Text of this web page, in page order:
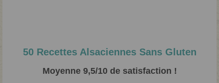
50 Recettes Alsaciennes Sans Gluten
Moyenne 9,5/10 de satisfaction !